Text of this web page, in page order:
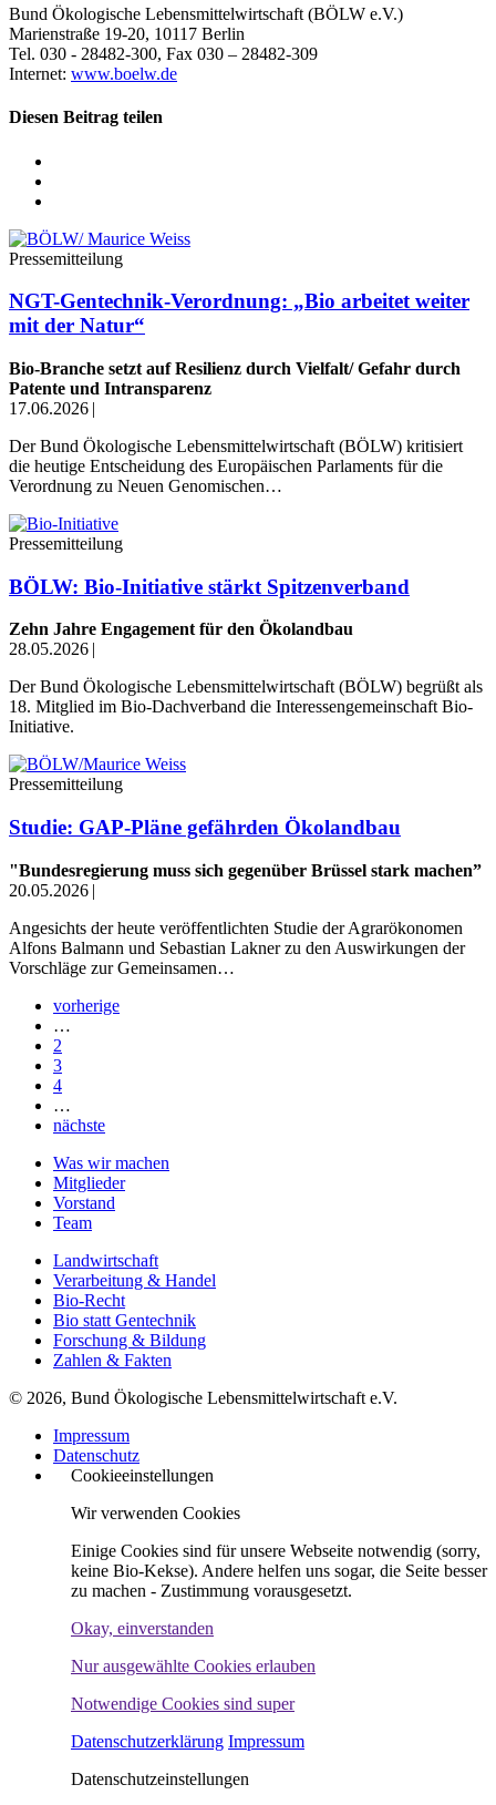
Bund Ökologische Lebensmittelwirtschaft (BÖLW e.V.)
Marienstraße 19-20, 10117 Berlin
Tel. 030 - 28482-300, Fax 030 – 28482-309
Internet: www.boelw.de
Diesen Beitrag teilen
Pressemitteilung
NGT-Gentechnik-Verordnung: „Bio arbeitet weiter
mit der Natur“
Bio-Branche setzt auf Resilienz durch Vielfalt/ Gefahr durch
Patente und Intransparenz
17.06.2026 |
Der Bund Ökologische Lebensmittelwirtschaft (BÖLW) kritisiert
die heutige Entscheidung des Europäischen Parlaments für die
Verordnung zu Neuen Genomischen…
Pressemitteilung
BÖLW: Bio-Initiative stärkt Spitzenverband
Zehn Jahre Engagement für den Ökolandbau
28.05.2026
Der Bund Ökologische Lebensmittelwirtschaft (BÖLW) begrüßt als
18. Mitglied im Bio-Dachverband die Interessengemeinschaft Bio-
Initiative.
Pressemitteilung
Studie: GAP-Pläne gefährden Ökolandbau
"Bundesregierung muss sich gegenüber Brüssel stark machen”
20.05.2026 |
Angesichts der heute veröffentlichten Studie der Agrarökonomen
Alfons Balmann und Sebastian Lakner zu den Auswirkungen der
Vorschläge zur Gemeinsamen…
vorherige
…
2
3
4
…
nächste
Was wir machen
Mitglieder
Vorstand
Team
Landwirtschaft
Verarbeitung & Handel
Bio-Recht
Bio statt Gentechnik
Forschung & Bildung
Zahlen & Fakten
© 2026, Bund Ökologische Lebensmittelwirtschaft e.V.
Impressum
Datenschutz
Cookieeinstellungen
Wir verwenden Cookies
Einige Cookies sind für unsere Webseite notwendig (sorry,
keine Bio-Kekse). Andere helfen uns sogar, die Seite besser
zu machen - Zustimmung vorausgesetzt.
Okay, einverstanden
Nur ausgewählte Cookies erlauben
Notwendige Cookies sind super
Datenschutzerklärung Impressum
Datenschutzeinstellungen